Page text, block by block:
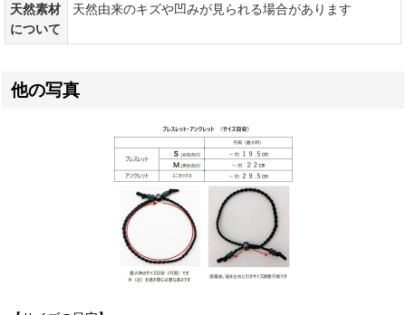
天然素材
について
天然由来のキズや凹みが見られる場合があります
他の写真